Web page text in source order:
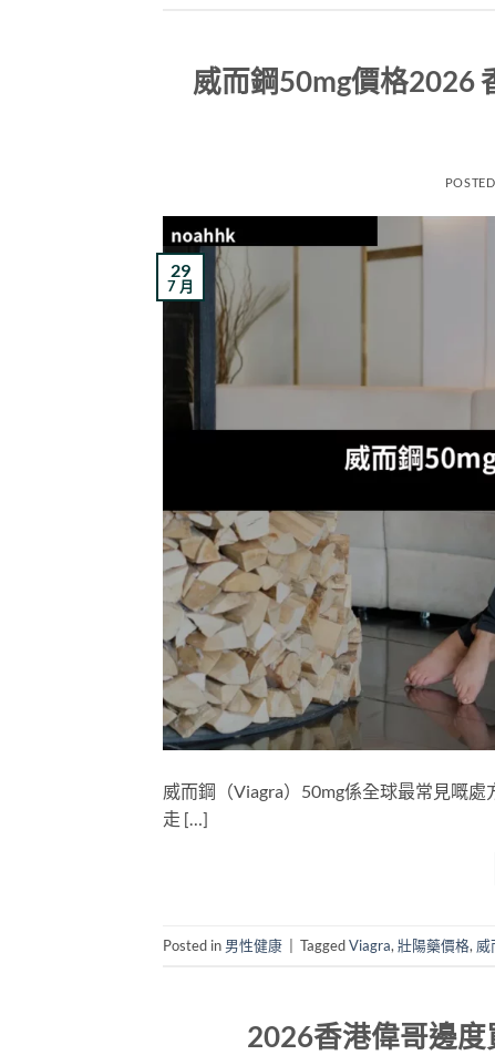
威而鋼50mg價格2026
29
7 月
威而鋼（Viagra）50mg係全球最常見嘅
走 […]
Posted in 男性健康 TaggedViagra, 壯陽藥價格, 威
2026香港偉哥邊